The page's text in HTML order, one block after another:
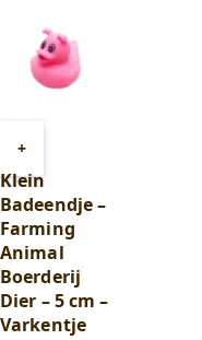
+
winkelwagen
Klein
Badeendje –
Farming
Animal
Boerderij
Dier – 5 cm –
Varkentje